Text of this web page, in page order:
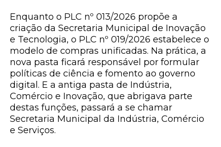
Enquanto o PLC nº 013/2026 propõe a
criação da Secretaria Municipal de Inovação
e Tecnologia, o PLC nº 019/2026 estabelece o
modelo de compras unificadas. Na prática, a
nova pasta ficará responsável por formular
políticas de ciência e fomento ao governo
digital. E a antiga pasta de Indústria,
Comércio e Inovação, que abrigava parte
destas funções, passará a se chamar
Secretaria Municipal da Indústria, Comércio
e Serviços.